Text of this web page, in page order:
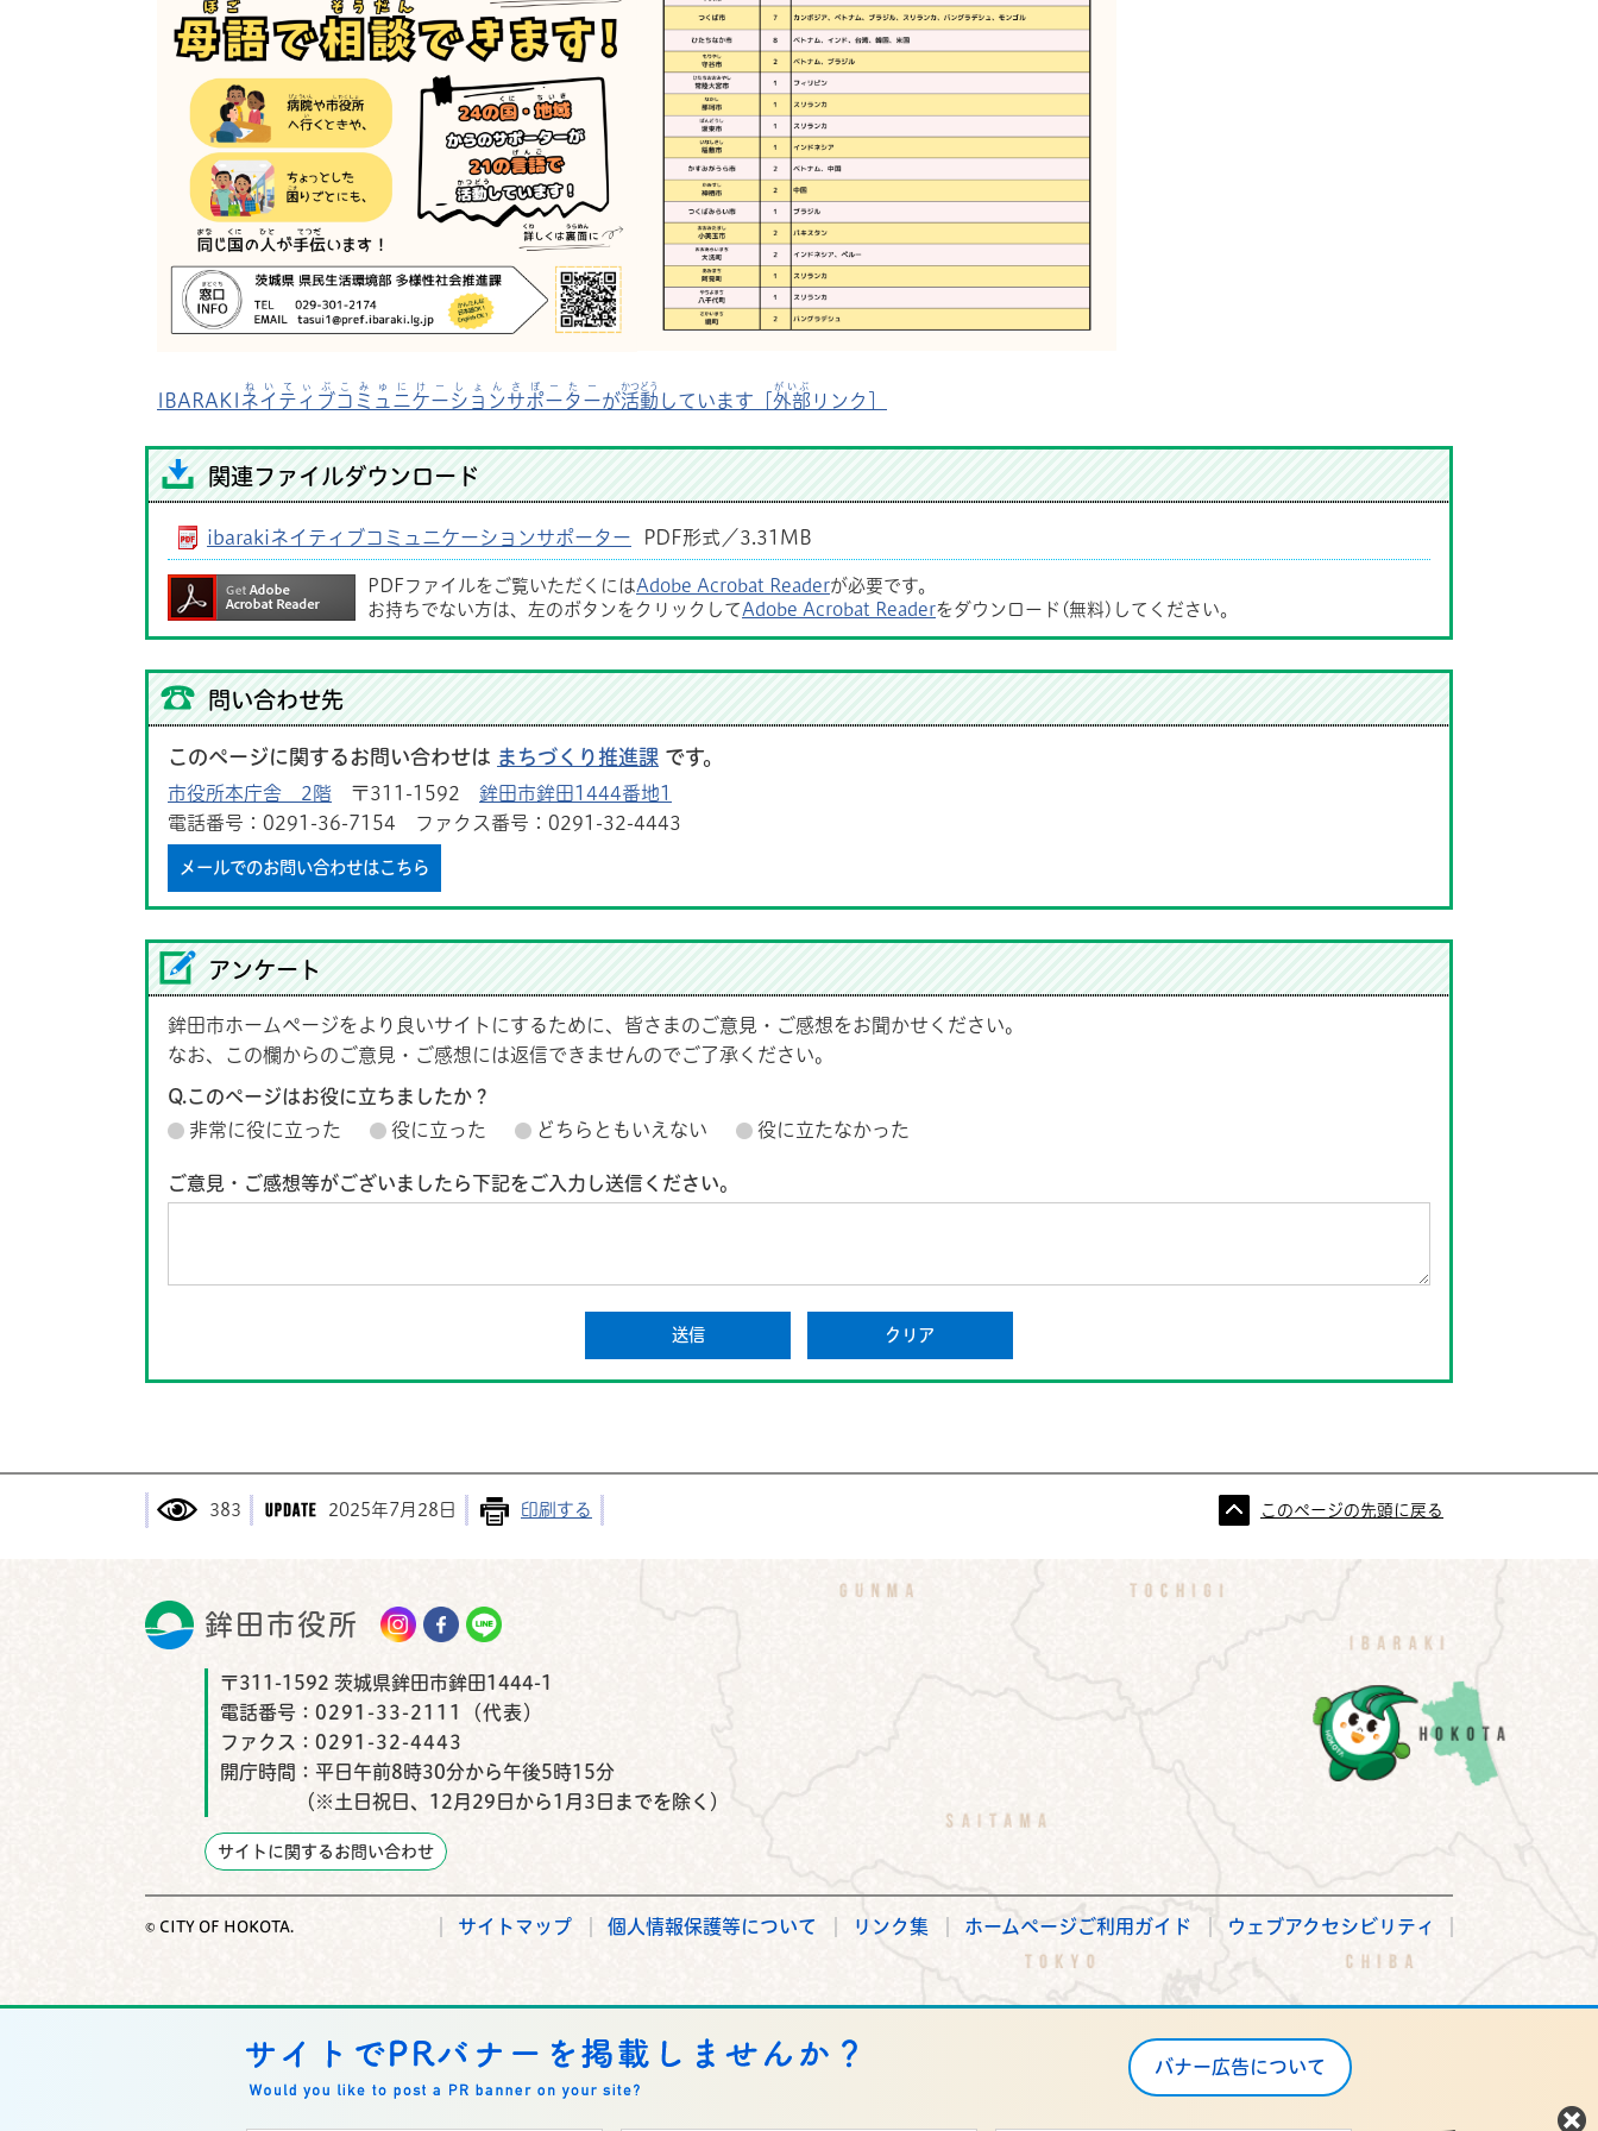
IBARAKI ネイティブコミュニケーションサポーター
ねいてぃぶこみゅにけーしょんさぽーたー
が活動
かつどう
しています［ 外部
がいぶ
リンク］
関連ファイルダウンロード
ibarakiネイティブコミュニケーションサポーター PDF形式／3.31MB
PDFファイルをご覧いただくにはAdobe Acrobat Readerが必要です。
お持ちでない方は、左のボタンをクリックして Adobe Acrobat Readerをダウンロード(無料)してください。
問い合わせ先
このページに関するお問い合わせは まちづくり推進課 です。
市役所本庁舎 2階 〒311-1592 鉾田市鉾田1444番地1
電話番号：0291-36-7154 ファクス番号：0291-32-4443
メールでのお問い合わせはこちら
アンケート
鉾田市ホームページをより良いサイトにするために、皆さまのご意見・ご感想をお聞かせください。
なお、この欄からのご意見・ご感想には返信できませんのでご了承ください。
Q.このページはお役に立ちましたか？
非常に役に立った
役に立った どちらともいえない 役に立たなかった
ご意見・ご感想等がございましたら下記をご入力し送信ください。
383 2025年7月28日 印刷する このページの先頭に戻る
鉾田市役所 鉾田市公式Instagram
鉾田市公式Facebook
鉾田市公式LINE
〒311-1592 茨城県鉾田市鉾田1444-1
電話番号： 0291-33-2111（代表）
ファクス： 0291-32-4443
開庁時間： 平日午前8時30分から午後5時15分
（※土日祝日、12月29日から1月3日までを除く）
サイトに関するお問い合わせ
© CITY OF HOKOTA. サイトマップ 個人情報保護等について リンク集 ホームページご利用ガイド ウェブアクセシビリティ
バナー広告について